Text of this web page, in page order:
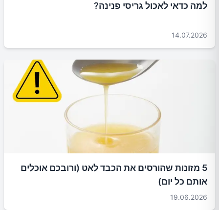
למה כדאי לאכול גריסי פנינה?
14.07.2026
5 מזונות שהורסים את הכבד לאט (ורובכם אוכלים
אותם כל יום)
19.06.2026